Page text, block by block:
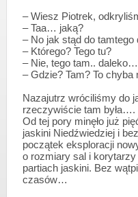
– Wiesz Piotrek,
– Taa… jaką?
– No jak stąd do
– Którego? Tego tu?
– Nie, tego tam..
– Gdzie? Tam? To chyba
Nazajutrz wróciliśmy do
rzeczywiście tam była….
Od tej pory minęło już
jaskini Niedźwiedziej i
początek eksploracji
o rozmiary sal i
partiach jaskini. Bez
czasów…